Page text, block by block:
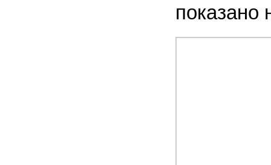
показано